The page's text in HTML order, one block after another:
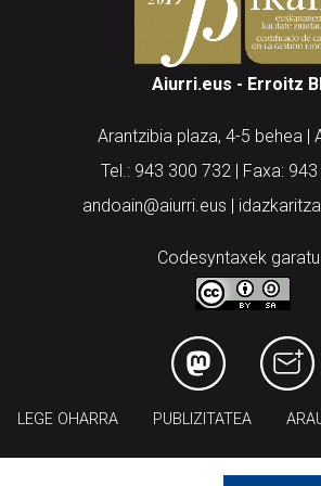
Aiurri.eus - Erroitz
Arantzibia plaza, 4-5 behea |
Tel.: 943 300 732 | Faxa: 943
andoain@aiurri.eus |
Codesyntaxek
LEGE OHARRA PUBLIZITATEA